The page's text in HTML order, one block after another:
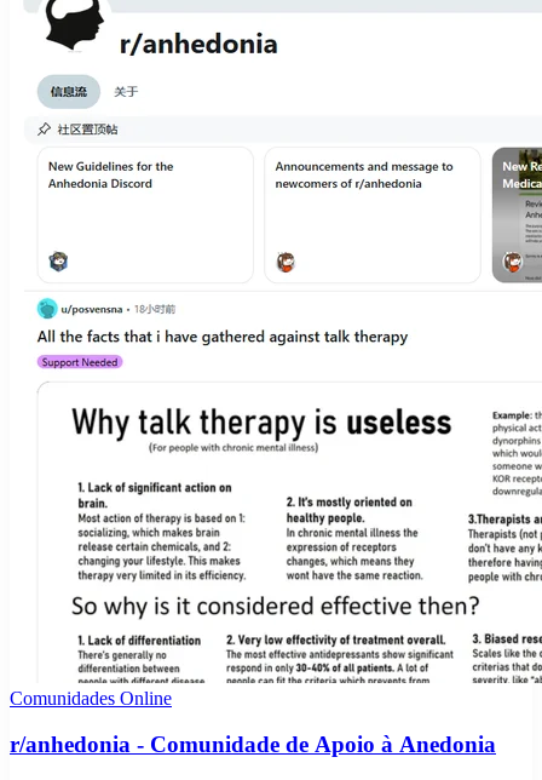
Comunidades Online
r/anhedonia - Comunidade de Apoio à Anedonia